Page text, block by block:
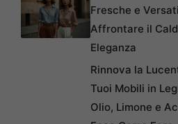
Fresche e
Affrontare il
Eleganza
Rinnova la
Tuoi Mobili in
Olio, Limone e